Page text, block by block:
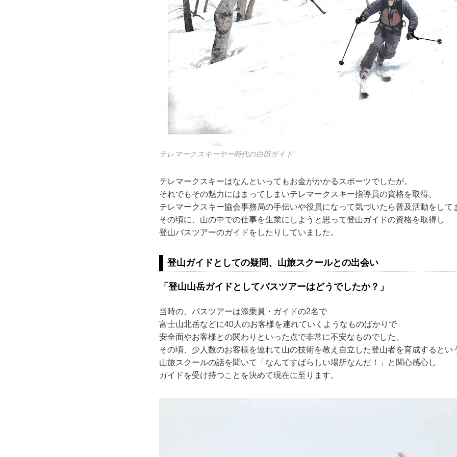
テレマークスキーヤー時代の白田ガイド
テレマークスキーはなんといってもお金がかかるスポーツでしたが。
それでもその魅力にはまってしまいテレマークスキー指導員の資格を取得、
テレマークスキー協会事務局の手伝いや役員になって気づいたら普及活動をして
その頃に、山の中での仕事を生業にしようと思って登山ガイドの資格を取得し
登山バスツアーのガイドをしたりしていました。
登山ガイドとしての疑問、山旅スクールとの出会い
「登山山岳ガイドとしてバスツアーはどうでしたか？」
当時の、バスツアーは添乗員・ガイドの2名で
富士山北岳などに40人のお客様を連れていくようなものばかりで
安全面やお客様との関わりといった点で非常に不安なものでした。
その頃、少人数のお客様を連れて山の技術を教え自立した登山者を育成するとい
山旅スクールの話を聞いて「なんてすばらしい場所なんだ！」と関心感心し
ガイドを受け持つことを決めて現在に至ります。